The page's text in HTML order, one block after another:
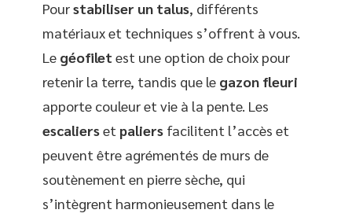
Pourstabiliser un talus, différents
matériaux et techniques s’offrent à vous.
Le géofilet est une option de choix pour
retenir la terre, tandis que le gazon fleuri
apporte couleur et vie à la pente. Les
escalierset paliers facilitent l’accès et
peuvent être agrémentés de murs de
soutènement en pierre sèche, qui
s’intègrent harmonieusement dans le